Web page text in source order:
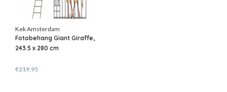
Kek Amsterdam
Fotobehang Giant Giraffe,
243.5 x 280 cm
€219,95